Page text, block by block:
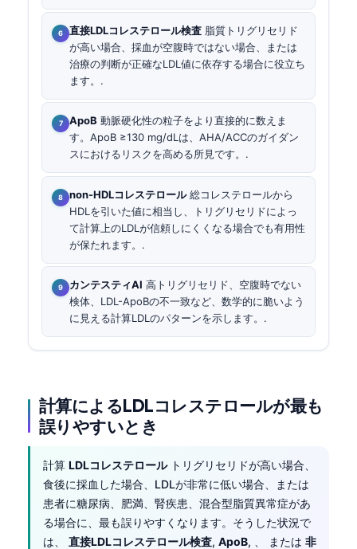
直接LDLコレステロール検査 脂質トリグリセリド
が高い場合、採血が空腹時ではない場合、または
治療の判断が正確なLDL値に依存する場合に役立ち
ます。.
ApoB 動脈硬化性の粒子をより直接的に数えま
す。ApoB ≥130 mg/dLは、AHA/ACCのガイダン
スにおけるリスクを高める所見です。.
non-HDLコレステロール総コレステロールから
HDLを引いた値に相当し、トリグリセリドによっ
て計算上のLDLが信頼しにくくなる場合でも有用性
が保たれます。.
カンテスティAI 高トリグリセリド、空腹時でない
検体、LDL-ApoBの不一致など、数学的に脆いよう
に見える計算LDLのパターンを示します。.
計算によるLDLコレステロールが最も
誤りやすいとき
計算 LDLコレステロールトリグリセリドが高い場合、
食後に採血した場合、LDLが非常に低い場合、または
患者に糖尿病、肥満、腎疾患、混合型脂質異常症があ
る場合に、最も誤りやすくなります。そうした状況で
は、 直接LDLコレステロール検査, ApoB, 、 または 非